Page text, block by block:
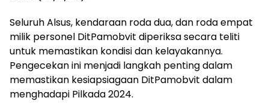
Seluruh Alsus, kendaraan roda dua, dan roda empat
milik personel DitPamobvit diperiksa secara teliti
untuk memastikan kondisi dan kelayakannya.
Pengecekan ini menjadi langkah penting dalam
memastikan kesiapsiagaan DitPamobvit dalam
menghadapi Pilkada 2024.